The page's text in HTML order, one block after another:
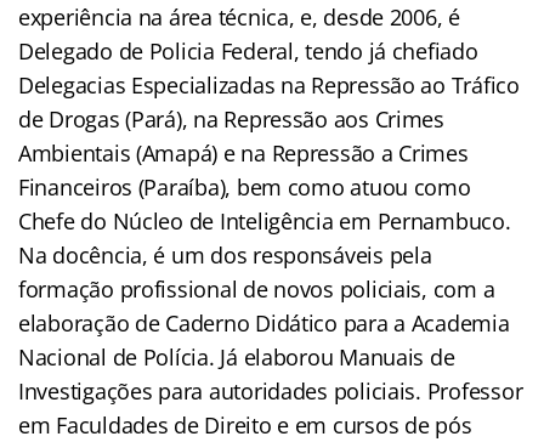
experiência na área técnica, e, desde 2006, é
Delegado de Policia Federal, tendo já chefiado
Delegacias Especializadas na Repressão ao Tráfico
de Drogas (Pará), na Repressão aos Crimes
Ambientais (Amapá) e na Repressão a Crimes
Financeiros (Paraíba), bem como atuou como
Chefe do Núcleo de Inteligência em Pernambuco.
Na docência, é um dos responsáveis pela
formação profissional de novos policiais, com a
elaboração de Caderno Didático para a Academia
Nacional de Polícia. Já elaborou Manuais de
Investigações para autoridades policiais. Professor
em Faculdades de Direito e em cursos de pós